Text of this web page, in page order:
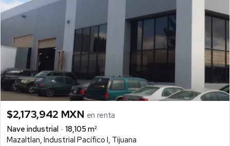
$2,173,942 MXN en renta
Nave industrial
18,105 m²
Mazaltlan, Industrial Pacífico I, Tijuana